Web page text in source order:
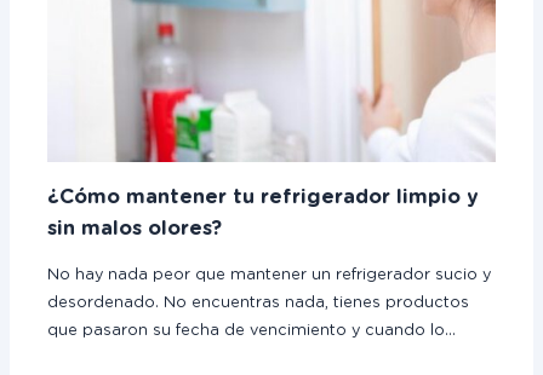
¿Cómo mantener tu refrigerador limpio y
sin malos olores?
No hay nada peor que mantener un refrigerador sucio y
desordenado. No encuentras nada, tienes productos
que pasaron su fecha de vencimiento y cuando lo…